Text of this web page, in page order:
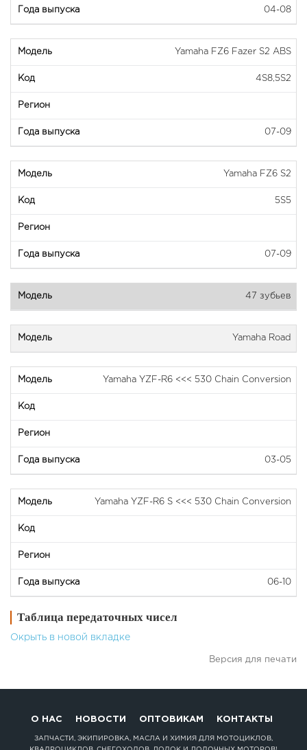
04-08
Yamaha FZ6 Fazer S2 ABS
4S8,5S2
07-09
Yamaha FZ6 S2
5S5
07-09
47 зубьев
Yamaha Road
Yamaha YZF-R6 <<< 530 Chain Conversion
03-05
Yamaha YZF-R6 S <<< 530 Chain Conversion
06-10
Таблица передаточных чисел
Окрыть в новой вкладке
Версия для печати
О НАС НОВОСТИ ОПТОВИКАМ КОНТАКТЫ
ЗАПЧАСТИ, ЭКИПИРОВКА, МАСЛА И ХИМИЯ ДЛЯ МОТОЦИКЛОВ,